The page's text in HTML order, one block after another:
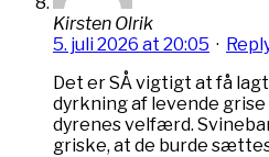
Kirsten Olrik
5. juli 2026 at 20:05 ·
Det er SÅ vigtigt at få
dyrkning af levende
dyrenes velfærd.
griske, at de burde